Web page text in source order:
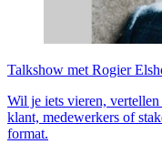
Talkshow met Rogier
Wil je iets vieren,
klant, medewerkers of
format.